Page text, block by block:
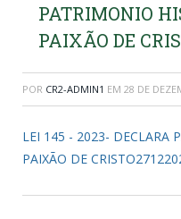
PATRIMONIO
PAIXÃO DE
POR CR2-ADMIN1 EM 28 DE
LEI 145 - 2023- DECLARA
PAIXÃO DE